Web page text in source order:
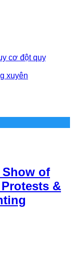
cơ đột quỵ
xuyên
of
&